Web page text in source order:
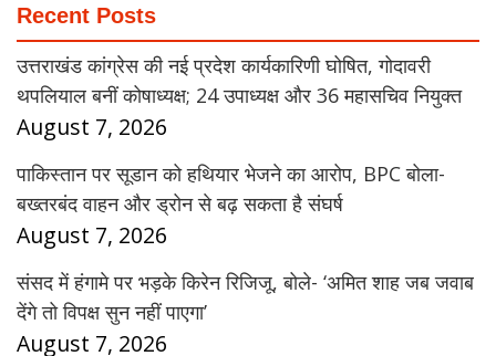
Recent Posts
उत्तराखंड कांग्रेस की नई प्रदेश कार्यकारिणी घोषित, गोदावरी
थपलियाल बनीं कोषाध्यक्ष; 24 उपाध्यक्ष और 36 महासचिव नियुक्त
August 7, 2026
पाकिस्तान पर सूडान को हथियार भेजने का आरोप, BPC बोला-
बख्तरबंद वाहन और ड्रोन से बढ़ सकता है संघर्ष
August 7, 2026
संसद में हंगामे पर भड़के किरेन रिजिजू, बोले- ‘अमित शाह जब जवाब
देंगे तो विपक्ष सुन नहीं पाएगा’
August 7, 2026